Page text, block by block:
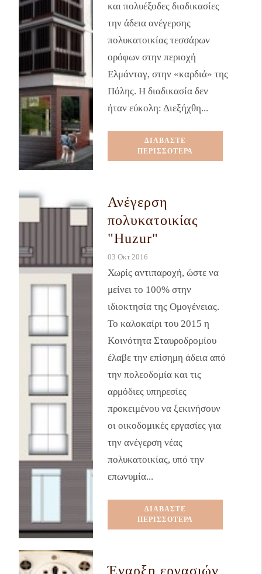
και πολυέξοδες διαδικασίες
την άδεια ανέγερσης
πολυκατοικίας τεσσάρων
ορόφων στην περιοχή
Ελμάνταγ, στην «καρδιά» της
Πόλης. Η διαδικασία δεν
ήταν εύκολη: Διεξήχθη...
ΔΙΑΒΑΣΤΕ
ΠΕΡΙΣΣΟΤΕΡΑ
Ανέγερση
πολυκατοικίας
"Huzur"
03 Οκτ 2016
Χωρίς αντιπαροχή, ώστε να
μείνει το 100% στην
ιδιοκτησία της Ομογένειας.
Το καλοκαίρι του 2015 η
Κοινότητα Σταυροδρομίου
έλαβε την επίσημη άδεια από
την πολεοδομία και τις
αρμόδιες υπηρεσίες
προκειμένου να ξεκινήσουν
οι οικοδομικές εργασίες για
την ανέγερση νέας
πολυκατοικίας, υπό την
επωνυμία...
ΔΙΑΒΑΣΤΕ
ΠΕΡΙΣΣΟΤΕΡΑ
Έναρξη εργασιών